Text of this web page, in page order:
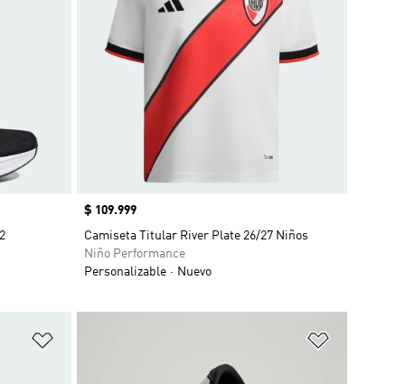
Precio
$ 109.999
Camiseta Titular River Plate 26/27 Niños
Niño Performance
Personalizable
Nuevo